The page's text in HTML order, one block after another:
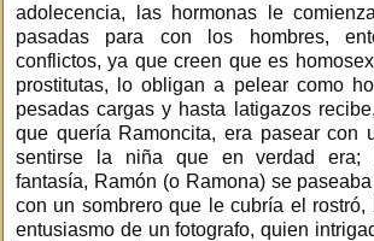
adolecencia, las hormonas le
pasadas para con los hombres,
conflictos, ya que creen que es
prostitutas, lo obligan a pelear como
pesadas cargas y hasta latigazos
que quería Ramoncita, era pasear con
sentirse la niña que en verdad era;
fantasía, Ramón (o Ramona) se
con un sombrero que le cubría el rostró,
entusiasmo de un fotografo, quien